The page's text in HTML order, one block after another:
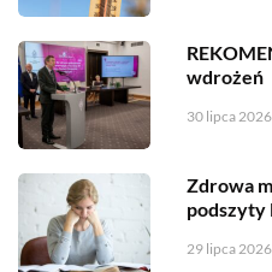
wdrożeń
30 lipca 2026
Zdrowa
podszyty
29 lipca 2026